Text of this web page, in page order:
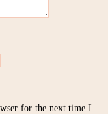
for the next time I